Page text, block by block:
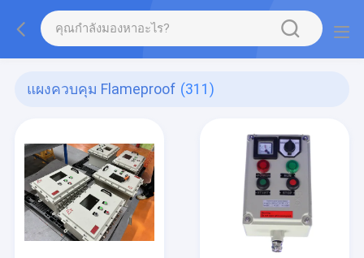
แผงควบคุม Flameproof (311)